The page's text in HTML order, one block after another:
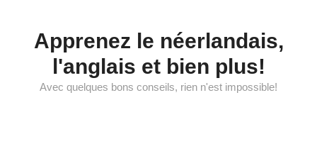
contenuApprenez le néerlandais,
l'anglais et bien plus!
Avec quelques bons conseils, rien n'est impossible!